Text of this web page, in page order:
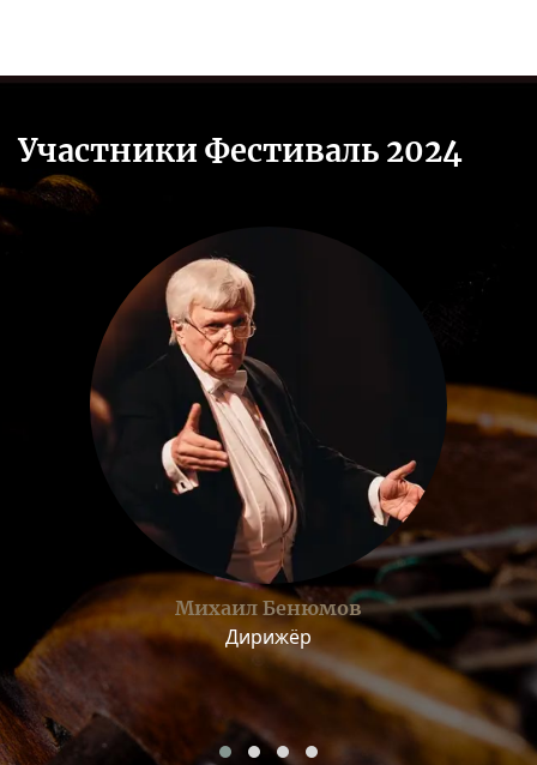
Участники Фестиваль 2024
Михаил Бенюмов
Дирижёр